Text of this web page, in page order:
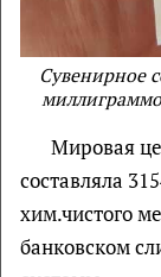
Сувенирное
Мировая
составляла
хим.чистого
банковском